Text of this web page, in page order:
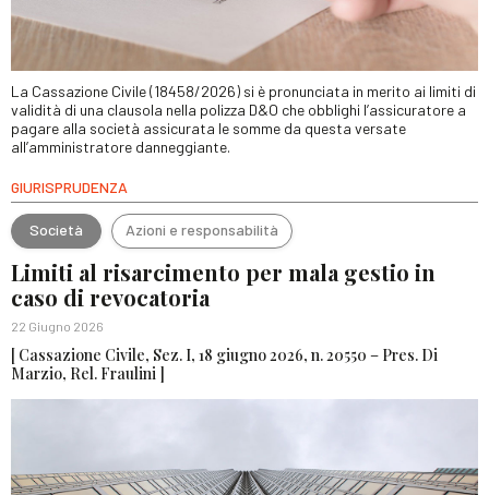
La Cassazione Civile (18458/2026) si è pronunciata in merito ai limiti di
validità di una clausola nella polizza D&O che obblighi l’assicuratore a
pagare alla società assicurata le somme da questa versate
all’amministratore danneggiante.
GIURISPRUDENZA
Società Azioni e responsabilità
Limiti al risarcimento per mala gestio in
caso di revocatoria
22 Giugno 2026
[ Cassazione Civile, Sez. I, 18 giugno 2026, n. 20550 – Pres. Di
Marzio, Rel. Fraulini ]